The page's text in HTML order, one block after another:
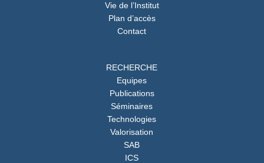
Vie de l’Institut
Plan d’accès
Contact
RECHERCHE
Equipes
Publications
Séminaires
Technologies
Valorisation
SAB
ICS